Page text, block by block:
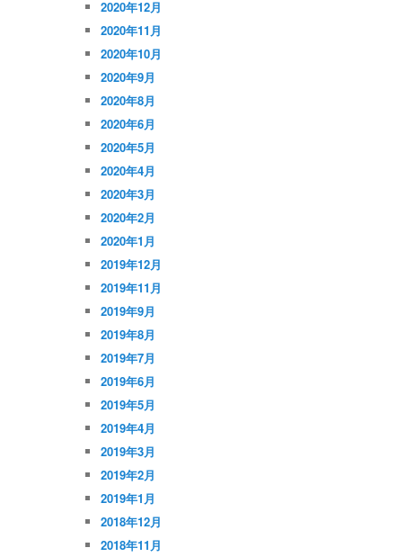
2020年12月
2020年11月
2020年10月
2020年9月
2020年8月
2020年6月
2020年5月
2020年4月
2020年3月
2020年2月
2020年1月
2019年12月
2019年11月
2019年9月
2019年8月
2019年7月
2019年6月
2019年5月
2019年4月
2019年3月
2019年2月
2019年1月
2018年12月
2018年11月